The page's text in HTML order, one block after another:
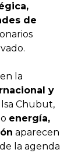
de
la
y
Chubut,
energía,
aparecen
la agenda